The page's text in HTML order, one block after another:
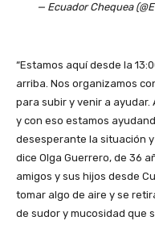
— Ecuador Chequea
“Estamos aquí desde la
arriba. Nos organizamos
para subir y venir a
y con eso estamos
desesperante la situación
dice Olga Guerrero, de 36
amigos y sus hijos desde
tomar algo de aire y se
de sudor y mucosidad que